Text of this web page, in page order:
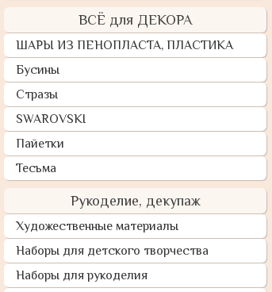
ВСЁ для ДЕКОРА
ШАРЫ ИЗ ПЕНОПЛАСТА, ПЛАСТИКА
Бусины
Стразы
SWAROVSKI
Пайетки
Тесьма
Рукоделие, декупаж
Художественные материалы
Наборы для детского творчества
Наборы для рукоделия